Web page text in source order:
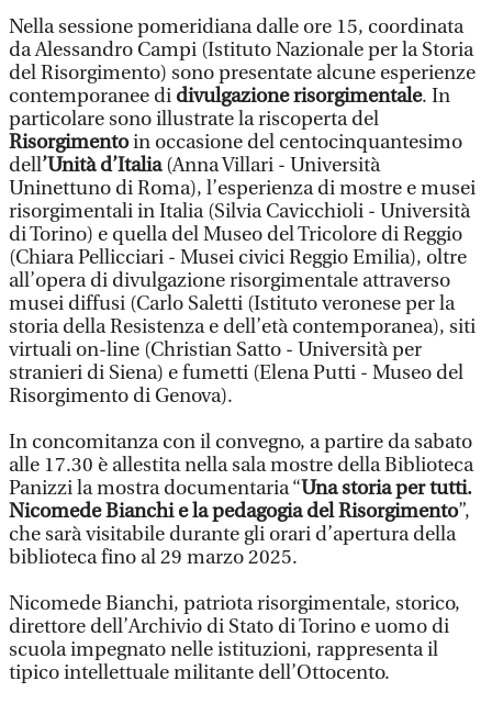
Nella sessione pomeridiana dalle ore 15, coordinata
da Alessandro Campi (Istituto Nazionale per la Storia
del Risorgimento) sono presentate alcune esperienze
contemporanee di divulgazione risorgimentale. In
particolare sono illustrate la riscoperta del
Risorgimentoin occasione del centocinquantesimo
dell’Unità d’Italia(Anna Villari - Università
Uninettuno di Roma), l’esperienza di mostre e musei
risorgimentali in Italia (Silvia Cavicchioli - Università
di Torino) e quella del Museo del Tricolore di Reggio
(Chiara Pellicciari - Musei civici Reggio Emilia), oltre
all’opera di divulgazione risorgimentale attraverso
musei diffusi (Carlo Saletti (Istituto veronese per la
storia della Resistenza e dell’età contemporanea), siti
virtuali on-line (Christian Satto - Università per
stranieri di Siena) e fumetti (Elena Putti - Museo del
Risorgimento di Genova).
In concomitanza con il convegno, a partire da sabato
alle 17.30 è allestita nella sala mostre della Biblioteca
Panizzi la mostra documentaria “Una storia per tutti.
Nicomede Bianchi e la pedagogia del Risorgimento”,
che sarà visitabile durante gli orari d’apertura della
biblioteca fino al 29 marzo 2025.
Nicomede Bianchi, patriota risorgimentale, storico,
direttore dell’Archivio di Stato di Torino e uomo di
scuola impegnato nelle istituzioni, rappresenta il
tipico intellettuale militante dell’Ottocento.